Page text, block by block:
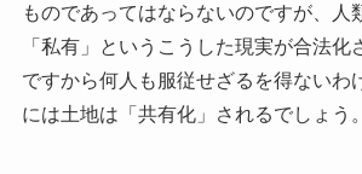
ものであってはならないのですが、人
「私有」というこうした現実が合法化
ですから何人も服従せざるを得ないわ
には土地は「共有化」されるでしょう。